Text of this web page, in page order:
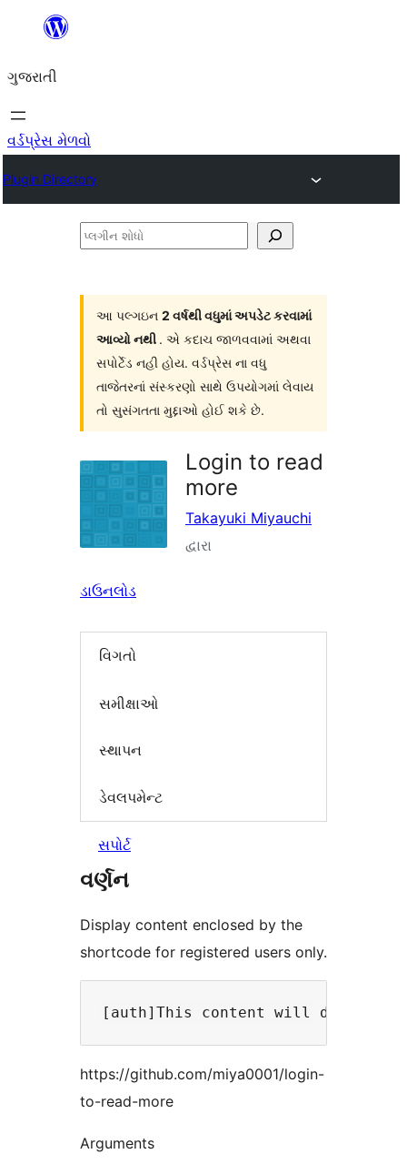
કંટેન્ટ(લખાણ)
જાઓ
ગુજરાતી
વર્ડપ્રેસ મેળવો
Plugin Directory
પ્લગીન
આ પલ્ગઇન 2 વર્ષથી વધુમાં અપડેટ કરવામાં
આવ્યો નથી . એ કદાચ જાળવવામાં અથવા
સપોર્ટેડ નહી હોય. વર્ડપ્રેસ ના વધુ
તાજેતરનાં સંસ્કરણો સાથે ઉપયોગમાં લેવાય
તો સુસંગતતા મુદ્દાઓ હોઈ શકે છે.
Login to read
more
Takayuki Miyauchi
દ્વારા
ડાઉનલોડ
વિગતો
સમીક્ષાઓ
સ્થાપન
ડેવલપમેન્ટ
સપોર્ટ
વર્ણન
Display content enclosed by the
shortcode for registered users only.
https://github.com/miya0001/login-
to-read-more
Arguments